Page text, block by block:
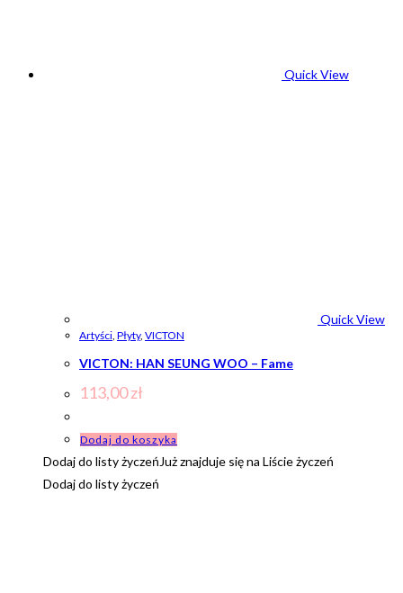
Quick View
Quick View
Artyści Płyty, VICTON
VICTON: HAN SEUNG WOO – Fame
113,00zł
Dodaj do koszyka
Dodaj do listy życzeńJuż znajduje się na Liście życzeń
Dodaj do listy życzeń